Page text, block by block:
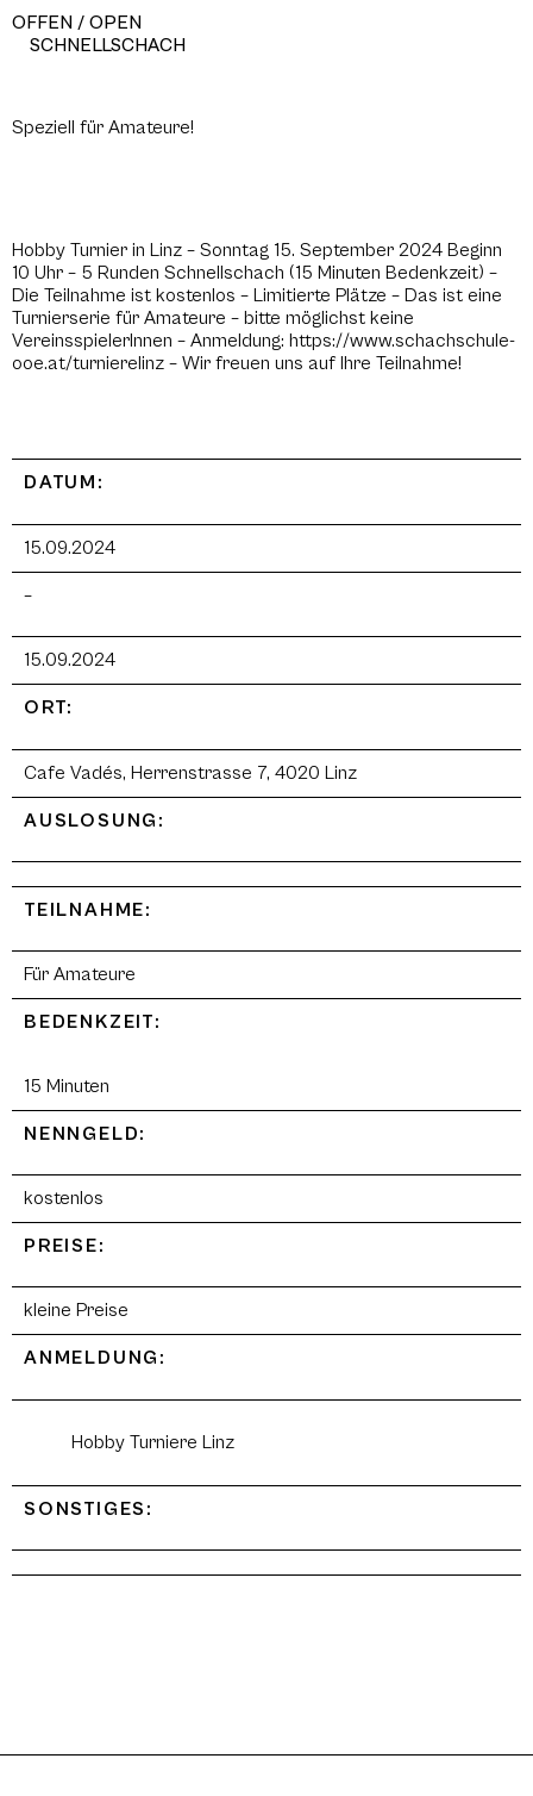
OFFEN / OPEN
SCHNELLSCHACH
Speziell für Amateure!
Hobby Turnier in Linz – Sonntag 15. September 2024 Beginn
10 Uhr – 5 Runden Schnellschach (15 Minuten Bedenkzeit) –
Die Teilnahme ist kostenlos – Limitierte Plätze – Das ist eine
Turnierserie für Amateure – bitte möglichst keine
VereinsspielerInnen – Anmeldung: https://www.schachschule-
ooe.at/turnierelinz – Wir freuen uns auf Ihre Teilnahme!
DATUM:
15.09.2024
–
15.09.2024
ORT:
Cafe Vadés, Herrenstrasse 7, 4020 Linz
AUSLOSUNG:
TEILNAHME:
Für Amateure
BEDENKZEIT:
15 Minuten
NENNGELD:
kostenlos
PREISE:
kleine Preise
ANMELDUNG:
Hobby Turniere Linz
SONSTIGES: